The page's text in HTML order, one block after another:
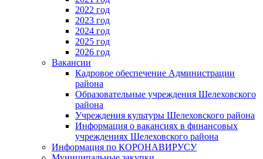
2022 год
2023 год
2024 год
2025 год
2026 год
Вакансии
Кадровое обеспечение Администрации
района
Образовательные учреждения Шелеховского
района
Учреждения культуры Шелеховского района
Информация о вакансиях в финансовых
учреждениях Шелеховского района
Информация по КОРОНАВИРУСУ